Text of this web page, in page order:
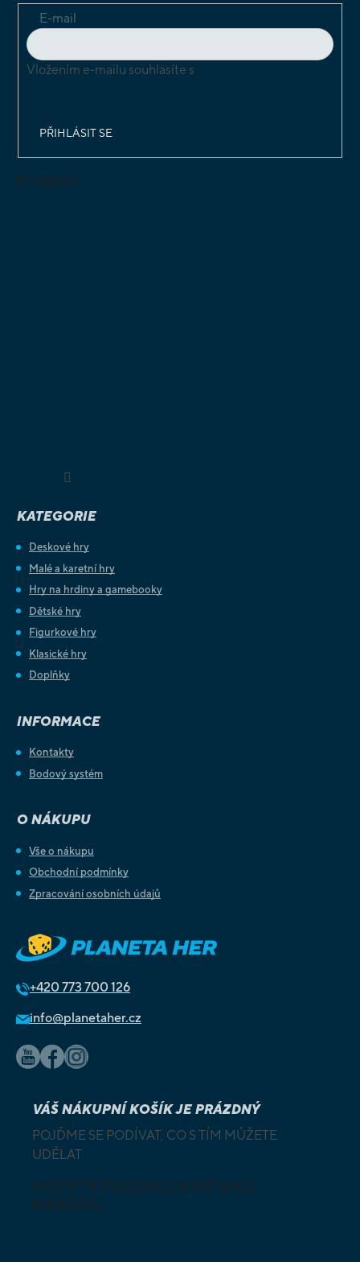
E-mail
Vložením e-mailu souhlasíte s
PŘIHLÁSIT SE
Instagram
KATEGORIE
Deskové hry
Malé a karetní hry
Hry na hrdiny a gamebooky
Dětské hry
Figurkové hry
Klasické hry
Doplňky
INFORMACE
Kontakty
Bodový systém
O NÁKUPU
Vše o nákupu
Obchodní podmínky
Zpracování osobních údajů
+420 773 700 126
info@planetaher.cz
VÁŠ NÁKUPNÍ KOŠÍK JE PRÁZDNÝ
POJĎME SE PODÍVAT, CO S TÍM MŮŽETE
UDĚLAT
MŮŽETE PROZKOUMAT NAŠI
NABÍDKU